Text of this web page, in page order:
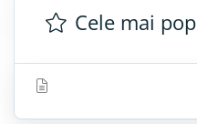
Cele mai